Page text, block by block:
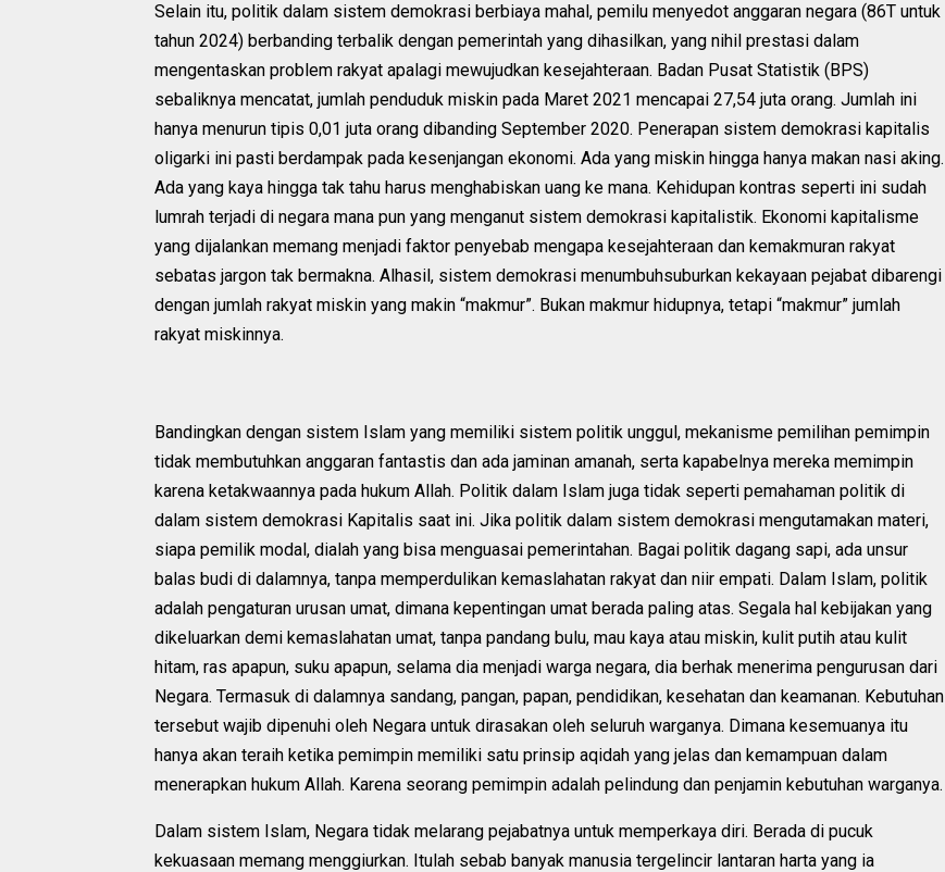
Selain itu, politik dalam sistem demokrasi berbiaya mahal, pemilu menyedot anggaran negara (86T untuk
tahun 2024) berbanding terbalik dengan pemerintah yang dihasilkan, yang nihil prestasi dalam
mengentaskan problem rakyat apalagi mewujudkan kesejahteraan. Badan Pusat Statistik (BPS)
sebaliknya mencatat, jumlah penduduk miskin pada Maret 2021 mencapai 27,54 juta orang. Jumlah ini
hanya menurun tipis 0,01 juta orang dibanding September 2020. Penerapan sistem demokrasi kapitalis
oligarki ini pasti berdampak pada kesenjangan ekonomi. Ada yang miskin hingga hanya makan nasi aking.
Ada yang kaya hingga tak tahu harus menghabiskan uang ke mana. Kehidupan kontras seperti ini sudah
lumrah terjadi di negara mana pun yang menganut sistem demokrasi kapitalistik. Ekonomi kapitalisme
yang dijalankan memang menjadi faktor penyebab mengapa kesejahteraan dan kemakmuran rakyat
sebatas jargon tak bermakna. Alhasil, sistem demokrasi menumbuhsuburkan kekayaan pejabat dibarengi
dengan jumlah rakyat miskin yang makin “makmur”. Bukan makmur hidupnya, tetapi “makmur” jumlah
rakyat miskinnya.
Bandingkan dengan sistem Islam yang memiliki sistem politik unggul, mekanisme pemilihan pemimpin
tidak membutuhkan anggaran fantastis dan ada jaminan amanah, serta kapabelnya mereka memimpin
karena ketakwaannya pada hukum Allah. Politik dalam Islam juga tidak seperti pemahaman politik di
dalam sistem demokrasi Kapitalis saat ini. Jika politik dalam sistem demokrasi mengutamakan materi,
siapa pemilik modal, dialah yang bisa menguasai pemerintahan. Bagai politik dagang sapi, ada unsur
balas budi di dalamnya, tanpa memperdulikan kemaslahatan rakyat dan niir empati. Dalam Islam, politik
adalah pengaturan urusan umat, dimana kepentingan umat berada paling atas. Segala hal kebijakan yang
dikeluarkan demi kemaslahatan umat, tanpa pandang bulu, mau kaya atau miskin, kulit putih atau kulit
hitam, ras apapun, suku apapun, selama dia menjadi warga negara, dia berhak menerima pengurusan dari
Negara. Termasuk di dalamnya sandang, pangan, papan, pendidikan, kesehatan dan keamanan. Kebutuhan
tersebut wajib dipenuhi oleh Negara untuk dirasakan oleh seluruh warganya. Dimana kesemuanya itu
hanya akan teraih ketika pemimpin memiliki satu prinsip aqidah yang jelas dan kemampuan dalam
menerapkan hukum Allah. Karena seorang pemimpin adalah pelindung dan penjamin kebutuhan warganya.
Dalam sistem Islam, Negara tidak melarang pejabatnya untuk memperkaya diri. Berada di pucuk
kekuasaan memang menggiurkan. Itulah sebab banyak manusia tergelincir lantaran harta yang ia